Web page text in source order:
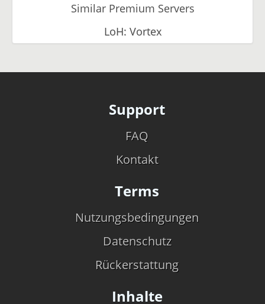
Similar Premium Servers
LoH: Vortex
Support
FAQ
Kontakt
Terms
Nutzungsbedingungen
Datenschutz
Rückerstattung
Inhalte